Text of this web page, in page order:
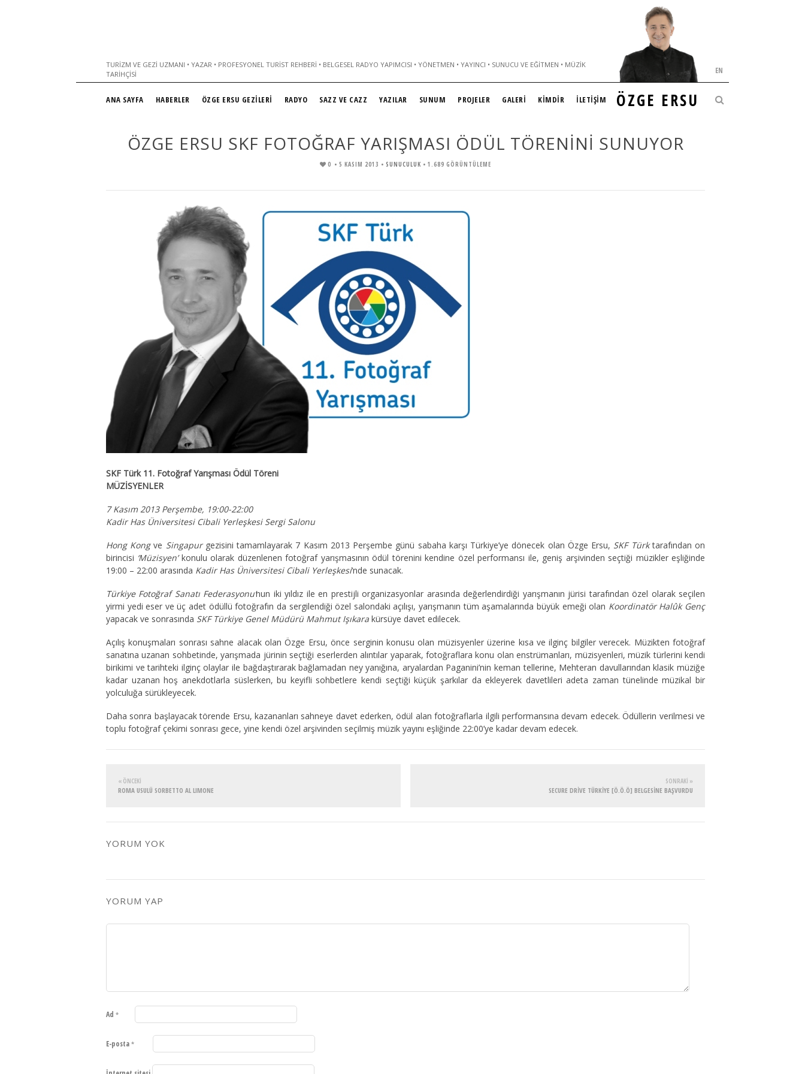
TURIZM VE GEZI UZMANI • YAZAR • PROFESYONEL TURIST REHBERI • BELGESEL RADYO YAPIMCISI • YÖNETMEN • YAYINCI • SUNUCU VE EĞITMEN • MÜZIK
TARIHÇISI
ÖZGE ERSU
EN
ANA SAYFA HABERLER ÖZGE ERSU GEZİLERİ RADYO SAZZ VE CAZZ YAZILAR SUNUM PROJELER GALERİ KİMDİR İLETİŞİM
ÖZGE ERSU SKF FOTOĞRAF YARIŞMASI ÖDÜL TÖRENINI SUNUYOR
0 • 5 KASIM 2013 • SUNUCULUK • 1.689 GÖRÜNTÜLEME
SKF Türk 11. Fotoğraf Yarışması Ödül Töreni
MÜZİSYENLER
7 Kasım 2013 Perşembe, 19:00-22:00
Kadir Has Üniversitesi Cibali Yerleşkesi Sergi Salonu
Hong Kongve Singapurgezisini tamamlayarak 7 Kasım 2013 Perşembe günü sabaha karşı Türkiye’ye dönecek olan Özge Ersu, SKF Türktarafından on
birincisi ‘Müzisyen’konulu olarak düzenlenen fotoğraf yarışmasının ödül törenini kendine özel performansı ile, geniş arşivinden seçtiği müzikler eşliğinde
19:00 – 22:00 arasında Kadir Has Üniversitesi Cibali Yerleşkesi‘nde sunacak.
Türkiye Fotoğraf Sanatı Federasyonu’nun iki yıldız ile en prestijli organizasyonlar arasında değerlendirdiği yarışmanın jürisi tarafından özel olarak seçilen
yirmi yedi eser ve üç adet ödüllü fotoğrafın da sergilendiği özel salondaki açılışı, yarışmanın tüm aşamalarında büyük emeği olan Koordinatör Halûk Genç
yapacak ve sonrasında SKF Türkiye Genel Müdürü Mahmut Işıkara kürsüye davet edilecek.
Açılış konuşmaları sonrası sahne alacak olan Özge Ersu, önce serginin konusu olan müzisyenler üzerine kısa ve ilginç bilgiler verecek. Müzikten fotoğraf
sanatına uzanan sohbetinde, yarışmada jürinin seçtiği eserlerden alıntılar yaparak, fotoğraflara konu olan enstrümanları, müzisyenleri, müzik türlerini kendi
birikimi ve tarihteki ilginç olaylar ile bağdaştırarak bağlamadan ney yanığına, aryalardan Paganini’nin keman tellerine, Mehteran davullarından klasik müziğe
kadar uzanan hoş anekdotlarla süslerken, bu keyifli sohbetlere kendi seçtiği küçük şarkılar da ekleyerek davetlileri adeta zaman tünelinde müzikal bir
yolculuğa sürükleyecek.
Daha sonra başlayacak törende Ersu, kazananları sahneye davet ederken, ödül alan fotoğraflarla ilgili performansına devam edecek. Ödüllerin verilmesi ve
toplu fotoğraf çekimi sonrası gece, yine kendi özel arşivinden seçilmiş müzik yayını eşliğinde 22:00’ye kadar devam edecek.
« ÖNCEKI
ROMA USULÜ SORBETTO AL LIMONE
SONRAKI »
SECURE DRIVE TÜRKIYE [Ö.Ö.Ö] BELGESINE BAŞVURDU
YORUM YOK
YORUM YAP
Ad *
E-posta *